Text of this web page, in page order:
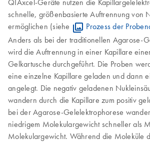
QIAxcel-Geräte nutzen die
schnelle, größenbasierte Auftrennung von
ermöglichen (siehe
Prozess der
Anders als bei der traditionellen Agarose-
wird die Auftrennung in einer Kapillare
Gelkartusche durchgeführt. Die Proben
eine einzelne Kapillare geladen und dann
angelegt. Die negativ geladenen
wandern durch die Kapillare zum positiv
bei der Agarose-Gelelektrophorese
niedrigem Molekulargewicht schneller als
Molekulargewicht. Während die Moleküle